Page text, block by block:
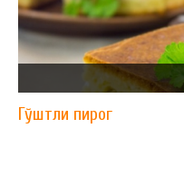
Гўштли пирог